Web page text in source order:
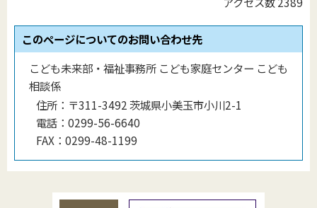
このページについてのお問い合わせ先
こども未来部・福祉事務所 こども家庭センター こども
相談係
住所： 〒311-3492 茨城県小美玉市小川2-1
電話： 0299-56-6640
FAX： 0299-48-1199